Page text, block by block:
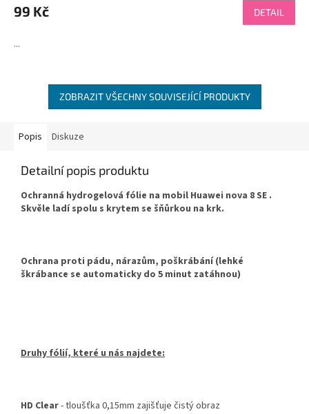
99 Kč DETAIL
...
ZOBRAZIT VŠECHNY SOUVISEJÍCÍ PRODUKTY
Popis Diskuze
Detailní popis produktu
Ochranná hydrogelová fólie na mobil Huawei nova 8 SE .
Skvěle ladí spolu s krytem se šňůrkou na krk.
Ochrana proti pádu, nárazům, poškrábání (lehké
škrábance se automaticky do 5 minut zatáhnou)
Druhy fólií, které u nás najdete:
HD Clear- tloušťka 0,15mm zajišťuje čistý obraz